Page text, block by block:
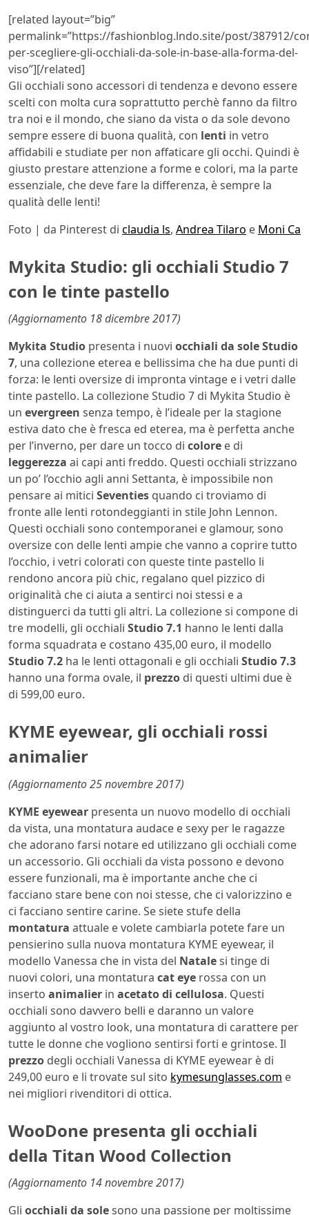
[related layout=”big”
permalink=”https://fashionblog.lndo.site/post/387912/
per-scegliere-gli-occhiali-da-sole-in-base-alla-forma-del-
viso”][/related]
Gli occhiali sono accessori di tendenza e devono essere
scelti con molta cura soprattutto perchè fanno da filtro
tra noi e il mondo, che siano da vista o da sole devono
sempre essere di buona qualità, con lenti in vetro
affidabili e studiate per non affaticare gli occhi. Quindi è
giusto prestare attenzione a forme e colori, ma la parte
essenziale, che deve fare la differenza, è sempre la
qualità delle lenti!
Foto | da Pinterest di claudia ls, Andrea Tilaro e Moni Ca
Mykita Studio: gli occhiali Studio 7
con le tinte pastello
(Aggiornamento 18 dicembre 2017)
Mykita Studio presenta i nuovi occhiali da sole Studio
7, una collezione eterea e bellissima che ha due punti di
forza: le lenti oversize di impronta vintage e i vetri dalle
tinte pastello. La collezione Studio 7 di Mykita Studio è
un evergreen senza tempo, è l’ideale per la stagione
estiva dato che è fresca ed eterea, ma è perfetta anche
per l’inverno, per dare un tocco di colore e di
leggerezza ai capi anti freddo. Questi occhiali strizzano
un po’ l’occhio agli anni Settanta, è impossibile non
pensare ai mitici Seventies quando ci troviamo di
fronte alle lenti rotondeggianti in stile John Lennon.
Questi occhiali sono contemporanei e glamour, sono
oversize con delle lenti ampie che vanno a coprire tutto
l’occhio, i vetri colorati con queste tinte pastello li
rendono ancora più chic, regalano quel pizzico di
originalità che ci aiuta a sentirci noi stessi e a
distinguerci da tutti gli altri. La collezione si compone di
tre modelli, gli occhiali Studio 7.1 hanno le lenti dalla
forma squadrata e costano 435,00 euro, il modello
Studio 7.2 ha le lenti ottagonali e gli occhiali Studio 7.3
hanno una forma ovale, il prezzo di questi ultimi due è
di 599,00 euro.
KYME eyewear, gli occhiali rossi
animalier
(Aggiornamento 25 novembre 2017)
KYME eyewear presenta un nuovo modello di occhiali
da vista, una montatura audace e sexy per le ragazze
che adorano farsi notare ed utilizzano gli occhiali come
un accessorio. Gli occhiali da vista possono e devono
essere funzionali, ma è importante anche che ci
facciano stare bene con noi stesse, che ci valorizzino e
ci facciano sentire carine. Se siete stufe della
montatura attuale e volete cambiarla potete fare un
pensierino sulla nuova montatura KYME eyewear, il
modello Vanessa che in vista del Natalesi tinge di
nuovi colori, una montatura cat eye rossa con un
inserto animalier in acetato di cellulosa. Questi
occhiali sono davvero belli e daranno un valore
aggiunto al vostro look, una montatura di carattere per
tutte le donne che vogliono sentirsi forti e grintose. Il
prezzo degli occhiali Vanessa di KYME eyewear è di
249,00 euro e li trovate sul sito kymesunglasses.com e
nei migliori rivenditori di ottica.
WooDone presenta gli occhiali
della Titan Wood Collection
(Aggiornamento 14 novembre 2017)
Gli occhiali da solesono una passione per moltissime